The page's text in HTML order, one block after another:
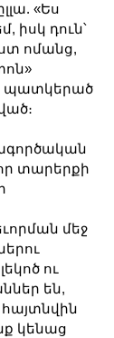
«Ես
իսկ դուն՝
ոմանց,
պատկերած
տարերքի
մեջ
ու
են,
կենաց